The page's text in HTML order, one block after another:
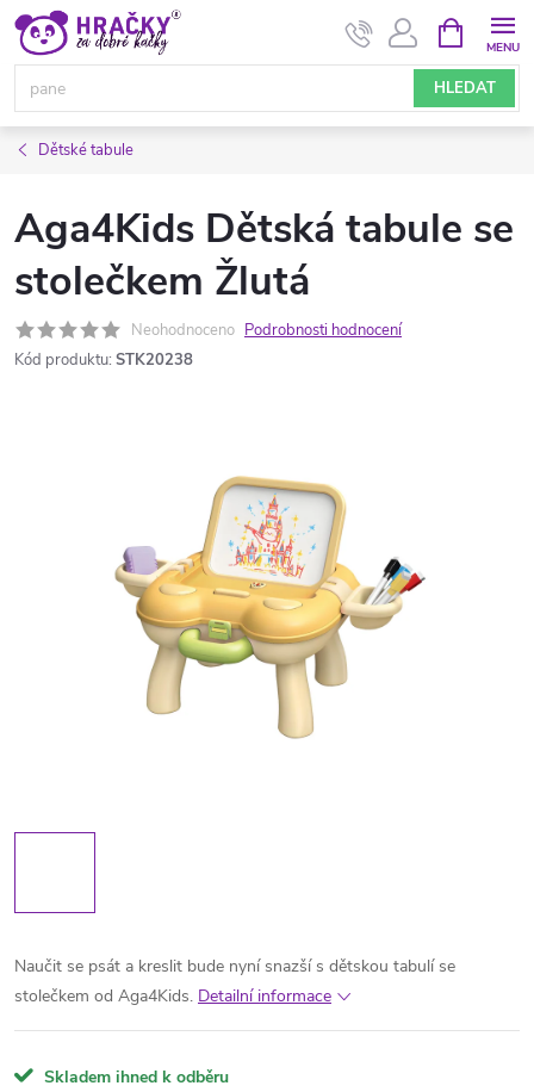
Přejít
obsah
HLEDAT
NÁKUPNÍ
KOŠÍK
Dětské tabule
Aga4Kids Dětská tabule se
stolečkem Žlutá
Neohodnoceno Podrobnosti hodnocení
Kód produktu: STK20238
Naučit se psát a kreslit bude nyní snazší s dětskou tabulí se
stolečkem od Aga4Kids. Detailní informace
Skladem ihned k odběru